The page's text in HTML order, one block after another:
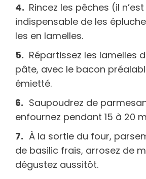
Rincez les pêches (il
indispensable de les
les en lamelles.
Répartissez les lamelles
pâte, avec le bacon
émietté.
Saupoudrez de
enfournez pendant 15 à 20
À la sortie du four,
de basilic frais, arrosez de
dégustez aussitôt.